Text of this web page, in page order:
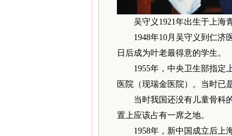
吴守义1921年出生于上海青
1948年10月吴守义到仁济医
日后成为叶老最得意的学生。
1955年，中央卫生部指定上
医院（现瑞金医院）。当时已
当时我国还没有儿童骨科的
置上应该占有一席之地。
1958年，新中国成立后上海